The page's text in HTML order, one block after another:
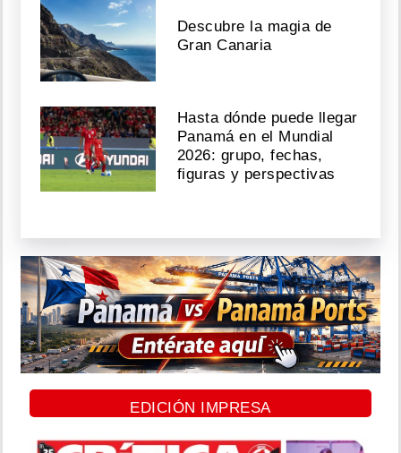
Descubre la magia de
Gran Canaria
Hasta dónde puede llegar
Panamá en el Mundial
2026: grupo, fechas,
figuras y perspectivas
EDICIÓN IMPRESA